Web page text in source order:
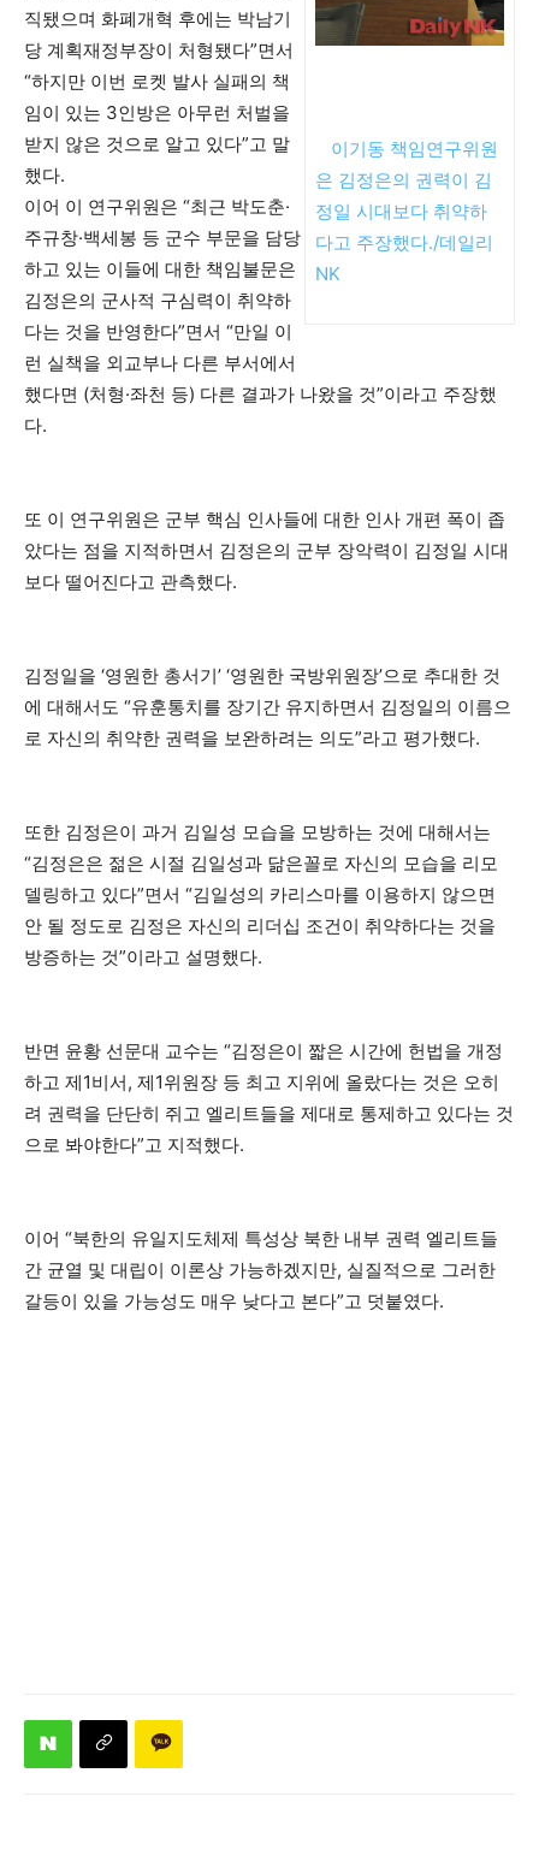
이기동 책임연구위원
은 김정은의 권력이 김
정일 시대보다 취약하
다고 주장했다./데일리
NK
직됐으며 화폐개혁 후에는 박남기
당 계획재정부장이 처형됐다”면서
“하지만 이번 로켓 발사 실패의 책
임이 있는 3인방은 아무런 처벌을
받지 않은 것으로 알고 있다”고 말
했다.
이어 이 연구위원은 “최근 박도춘·
주규창·백세봉 등 군수 부문을 담당
하고 있는 이들에 대한 책임불문은
김정은의 군사적 구심력이 취약하
다는 것을 반영한다”면서 “만일 이
런 실책을 외교부나 다른 부서에서
했다면 (처형·좌천 등) 다른 결과가 나왔을 것”이라고 주장했
다.
또 이 연구위원은 군부 핵심 인사들에 대한 인사 개편 폭이 좁
았다는 점을 지적하면서 김정은의 군부 장악력이 김정일 시대
보다 떨어진다고 관측했다.
김정일을 ‘영원한 총서기’ ‘영원한 국방위원장’으로 추대한 것
에 대해서도 “유훈통치를 장기간 유지하면서 김정일의 이름으
로 자신의 취약한 권력을 보완하려는 의도”라고 평가했다.
또한 김정은이 과거 김일성 모습을 모방하는 것에 대해서는
“김정은은 젊은 시절 김일성과 닮은꼴로 자신의 모습을 리모
델링하고 있다”면서 “김일성의 카리스마를 이용하지 않으면
안 될 정도로 김정은 자신의 리더십 조건이 취약하다는 것을
방증하는 것”이라고 설명했다.
반면 윤황 선문대 교수는 “김정은이 짧은 시간에 헌법을 개정
하고 제1비서, 제1위원장 등 최고 지위에 올랐다는 것은 오히
려 권력을 단단히 쥐고 엘리트들을 제대로 통제하고 있다는 것
으로 봐야한다”고 지적했다.
이어 “북한의 유일지도체제 특성상 북한 내부 권력 엘리트들
간 균열 및 대립이 이론상 가능하겠지만, 실질적으로 그러한
갈등이 있을 가능성도 매우 낮다고 본다”고 덧붙였다.